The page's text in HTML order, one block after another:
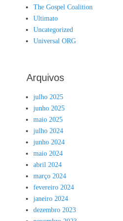
The Gospel Coalition
Ultimato
Uncategorized
Universal ORG
Arquivos
julho 2025
junho 2025
maio 2025
julho 2024
junho 2024
maio 2024
abril 2024
março 2024
fevereiro 2024
janeiro 2024
dezembro 2023